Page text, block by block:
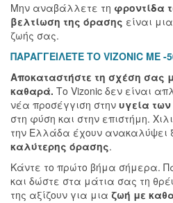
Μην αναβάλλετε τη φροντίδα
βελτίωση της όρασης είναι
ζωής σας.
ΠΑΡΑΓΓΕΙΛΕΤΕ ΤΟ VIZONIC ΜΕ -
Αποκαταστήστε τη σχέση σας
καθαρά. Το Vizonic δεν είναι
νέα προσέγγιση στην υγεία
στη φύση και στην επιστήμη.
την Ελλάδα έχουν ανακαλύψει
καλύτερης όρασης.
Κάντε το πρώτο βήμα σήμερα.
και δώστε στα μάτια σας τη
της αξίζουν για μια ζωή με